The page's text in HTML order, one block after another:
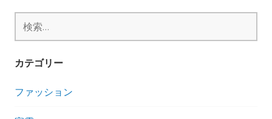
索:
カテゴリー
ファッション